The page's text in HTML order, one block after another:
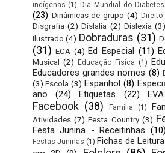
indígenas (1) Dia Mundial do Diabetes
(23) Dinâmicas de grupo (4)
Disgrafia (2) Dislalia (2) Dislexia (3)
Ilustrado (4) Dobraduras (31)
(31) ECA (4) Ed Especial (11)
Musical (2) Educação Física (1)
Educadores grandes nomes (8)
(3) Escola (3) Espanhol (8)
ano
(24) Etiquetas (22) EVA
Facebook (38) Família (1)
Atividades (7) Festa Country (3)
Festa Junina - Receitinhas (10)
Festas Juninas (1) Fichas de Leitura